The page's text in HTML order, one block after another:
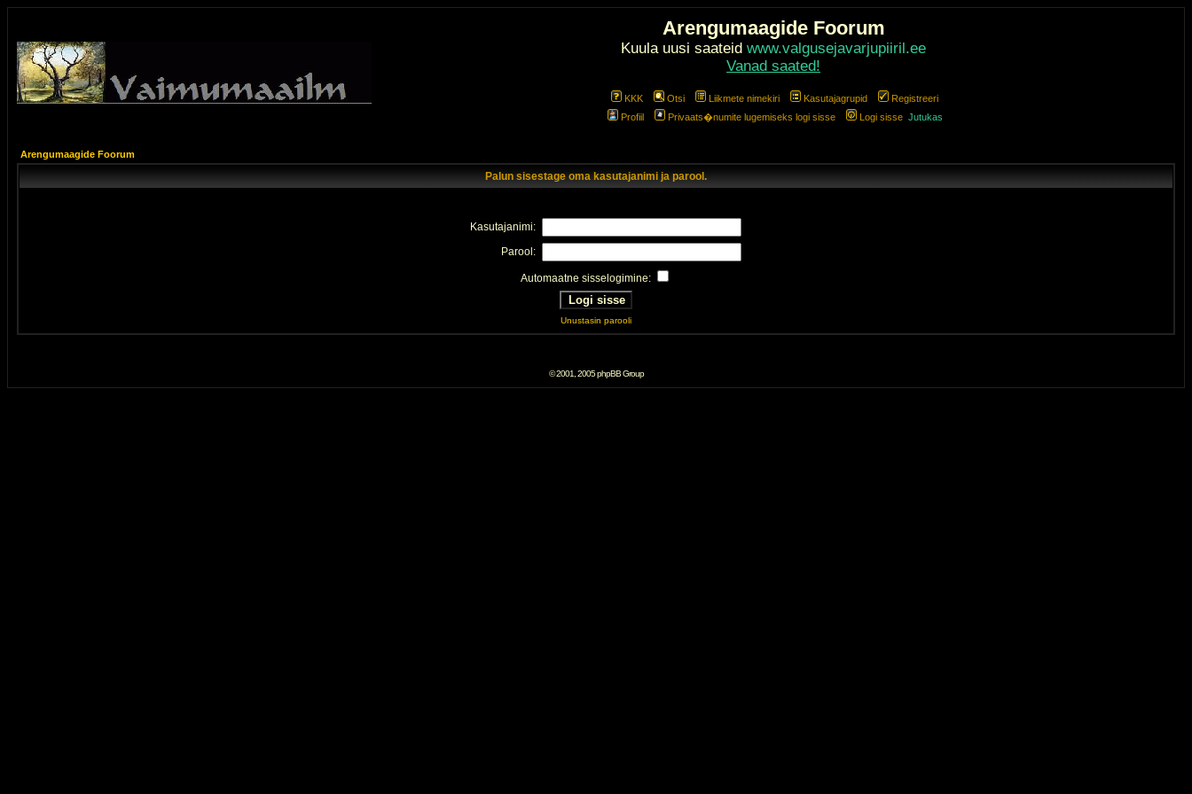
Arengumaagide Foorum
Kuula uusi saateid www.valgusejavarjupiiril.ee
Vanad saated!
KKK Otsi Liikmete nimekiri Kasutajagrupid
Registreeri
Profiil
Privaats�numite lugemiseks logi sisse Logi sisse Jutukas
Arengumaagide Foorum
Palun sisestage oma kasutajanimi ja parool.
Kasutajanimi:
Parool:
Automaatne sisselogimine:
Unustasin parooli
© 2001, 2005 phpBB Group